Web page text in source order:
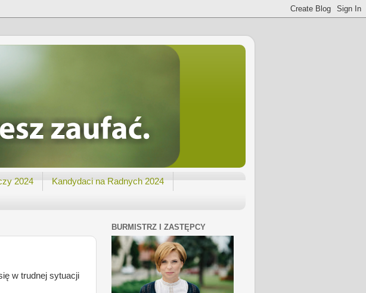
2024
Kandydaci na Radnych 2024
w trudnej sytuacji
BURMISTRZ I ZASTĘPCY